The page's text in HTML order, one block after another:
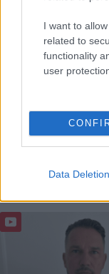
I want to
related to
functionality
user
Data Deletion